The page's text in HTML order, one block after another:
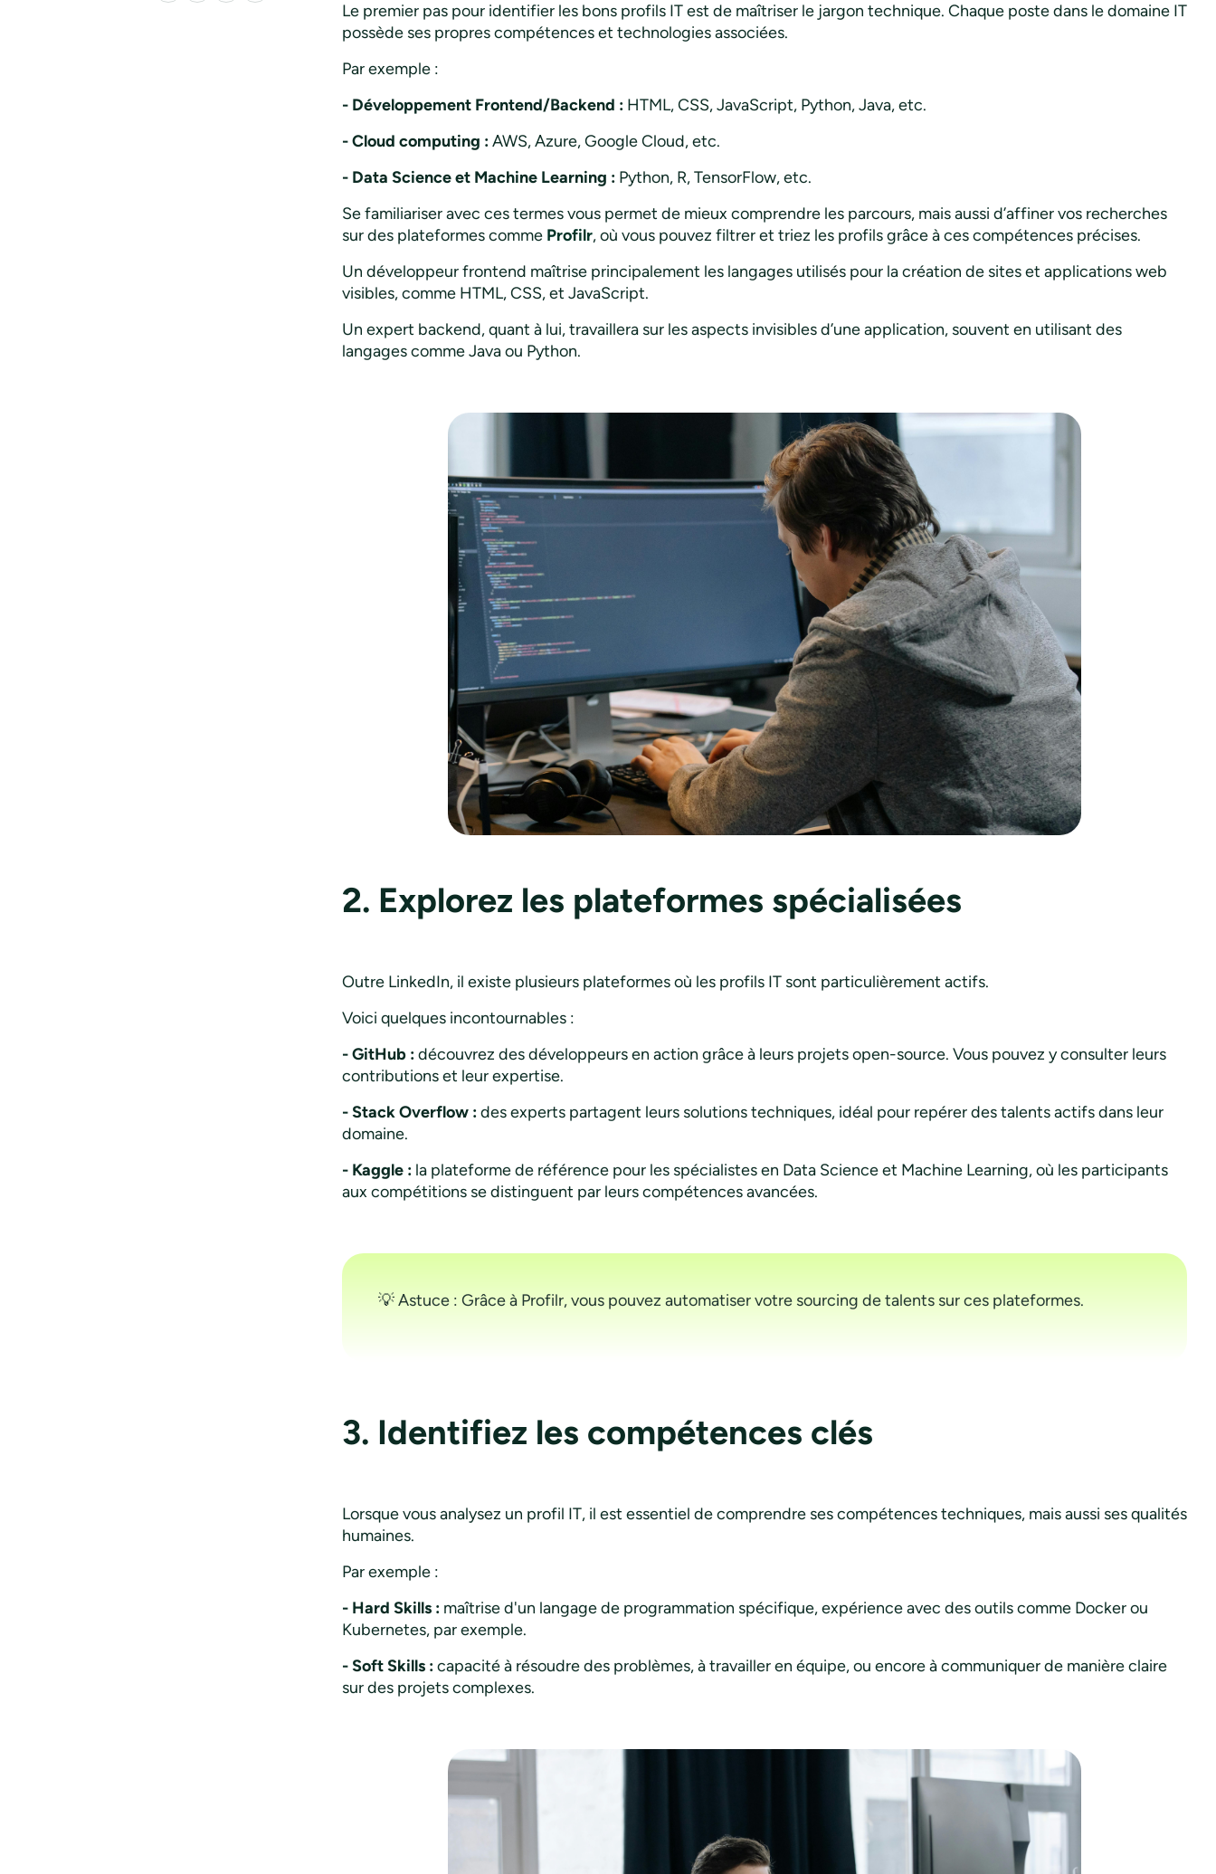
Le premier pas pour identifier les bons profils IT est de maîtriser le jargon technique. Chaque poste dans le domaine IT
possède ses propres compétences et technologies associées.
Par exemple :
- Développement Frontend/Backend : HTML, CSS, JavaScript, Python, Java, etc.
- Cloud computing :AWS, Azure, Google Cloud, etc.
- Data Science et Machine Learning : Python, R, TensorFlow, etc.
Se familiariser avec ces termes vous permet de mieux comprendre les parcours, mais aussi d’affiner vos recherches
sur des plateformes comme Profilr, où vous pouvez filtrer et triez les profils grâce à ces compétences précises.
Un développeur frontend maîtrise principalement les langages utilisés pour la création de sites et applications web
visibles, comme HTML, CSS, et JavaScript.
Un expert backend, quant à lui, travaillera sur les aspects invisibles d’une application, souvent en utilisant des
langages comme Java ou Python.
2. Explorez les plateformes spécialisées
Outre LinkedIn, il existe plusieurs plateformes où les profils IT sont particulièrement actifs.
Voici quelques incontournables :
- GitHub :découvrez des développeurs en action grâce à leurs projets open-source. Vous pouvez y consulter leurs
contributions et leur expertise.
- Stack Overflow :des experts partagent leurs solutions techniques, idéal pour repérer des talents actifs dans leur
domaine.
- Kaggle : la plateforme de référence pour les spécialistes en Data Science et Machine Learning, où les participants
aux compétitions se distinguent par leurs compétences avancées.
💡 Astuce : Grâce à Profilr, vous pouvez automatiser votre sourcing de talents sur ces plateformes.
3. Identifiez les compétences clés
Lorsque vous analysez un profil IT, il est essentiel de comprendre ses compétences techniques, mais aussi ses qualités
humaines.
Par exemple :
- Hard Skills : maîtrise d'un langage de programmation spécifique, expérience avec des outils comme Docker ou
Kubernetes, par exemple.
- Soft Skills :capacité à résoudre des problèmes, à travailler en équipe, ou encore à communiquer de manière claire
sur des projets complexes.